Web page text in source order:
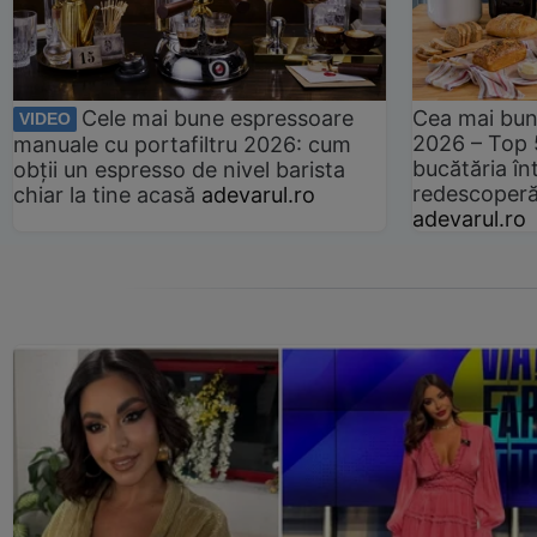
VIDEO
Cele mai bune espressoare
manuale cu portafiltru 2026: cum
obții un espresso de nivel barista
chiar la tine acasă adevarul.ro
Cea mai
2026 –
bucătăria
adevarul.ro